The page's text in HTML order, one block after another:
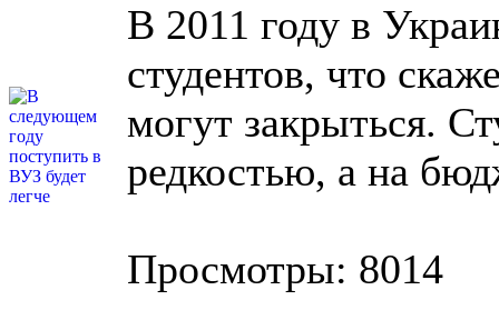
В 2011 году в
студентов, что
могут закрыться.
редкостью, а на
Просмотры: 8014